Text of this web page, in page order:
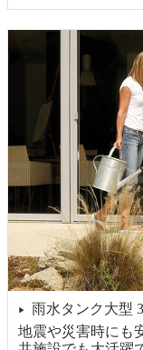
▶
雨水タンク大型
地震や災害時にも